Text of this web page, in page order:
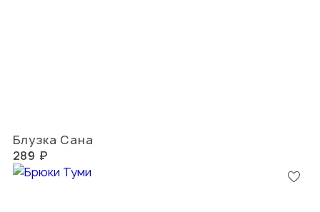
Блузка Сана
289 ₽